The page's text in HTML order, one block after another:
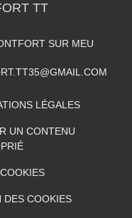
TT
SUR MEU
LÉGALES
UN CONTENU
DES COOKIES